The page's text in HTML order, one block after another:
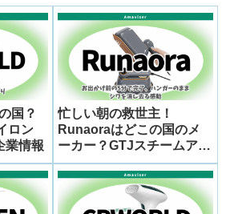
国？
ロン
業情報
忙しい朝の救世主！
Runaoraはどこの国のメ
ーカー？GTJスチームアイ
ロンでシワを速攻リセット
する新習慣